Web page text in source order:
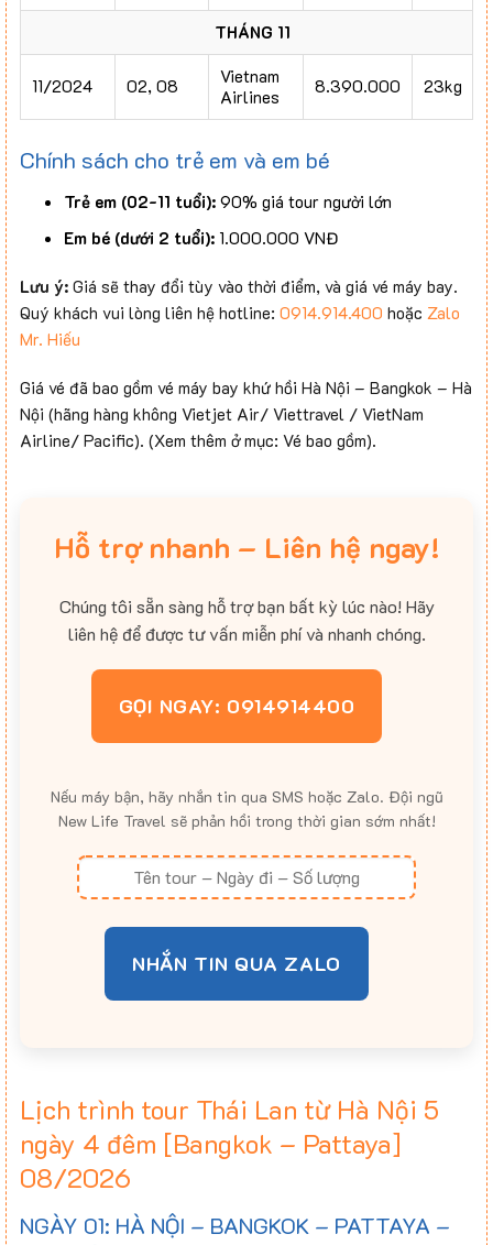
THÁNG 11
11/2024 02, 08
Vietnam
Airlines
8.390.000 23kg
Chính sách cho trẻ em và em bé
Trẻ em (02-11 tuổi):90% giá tour người lớn
Em bé (dưới 2 tuổi):1.000.000 VNĐ
Lưu ý: Giá sẽ thay đổi tùy vào thời điểm, và giá vé máy bay.
Quý khách vui lòng liên hệ hotline: 0914.914.400 hoặc Zalo
Mr. Hiếu
Giá vé đã bao gồm vé máy bay khứ hồi Hà Nội – Bangkok – Hà
Nội (hãng hàng không Vietjet Air/ Viettravel / VietNam
Airline/ Pacific). (Xem thêm ở mục: Vé bao gồm).
Hỗ trợ nhanh – Liên hệ ngay!
Chúng tôi sẵn sàng hỗ trợ bạn bất kỳ lúc nào! Hãy
liên hệ để được tư vấn miễn phí và nhanh chóng.
GỌI NGAY: 0914914400
Nếu máy bận, hãy nhắn tin qua SMS hoặc Zalo. Đội ngũ
New Life Travel sẽ phản hồi trong thời gian sớm nhất!
NHẮN TIN QUA ZALO
Lịch trình tour Thái Lan từ Hà Nội 5
ngày 4 đêm [Bangkok – Pattaya]
08/2026
NGÀY 01: HÀ NỘI – BANGKOK – PATTAYA –